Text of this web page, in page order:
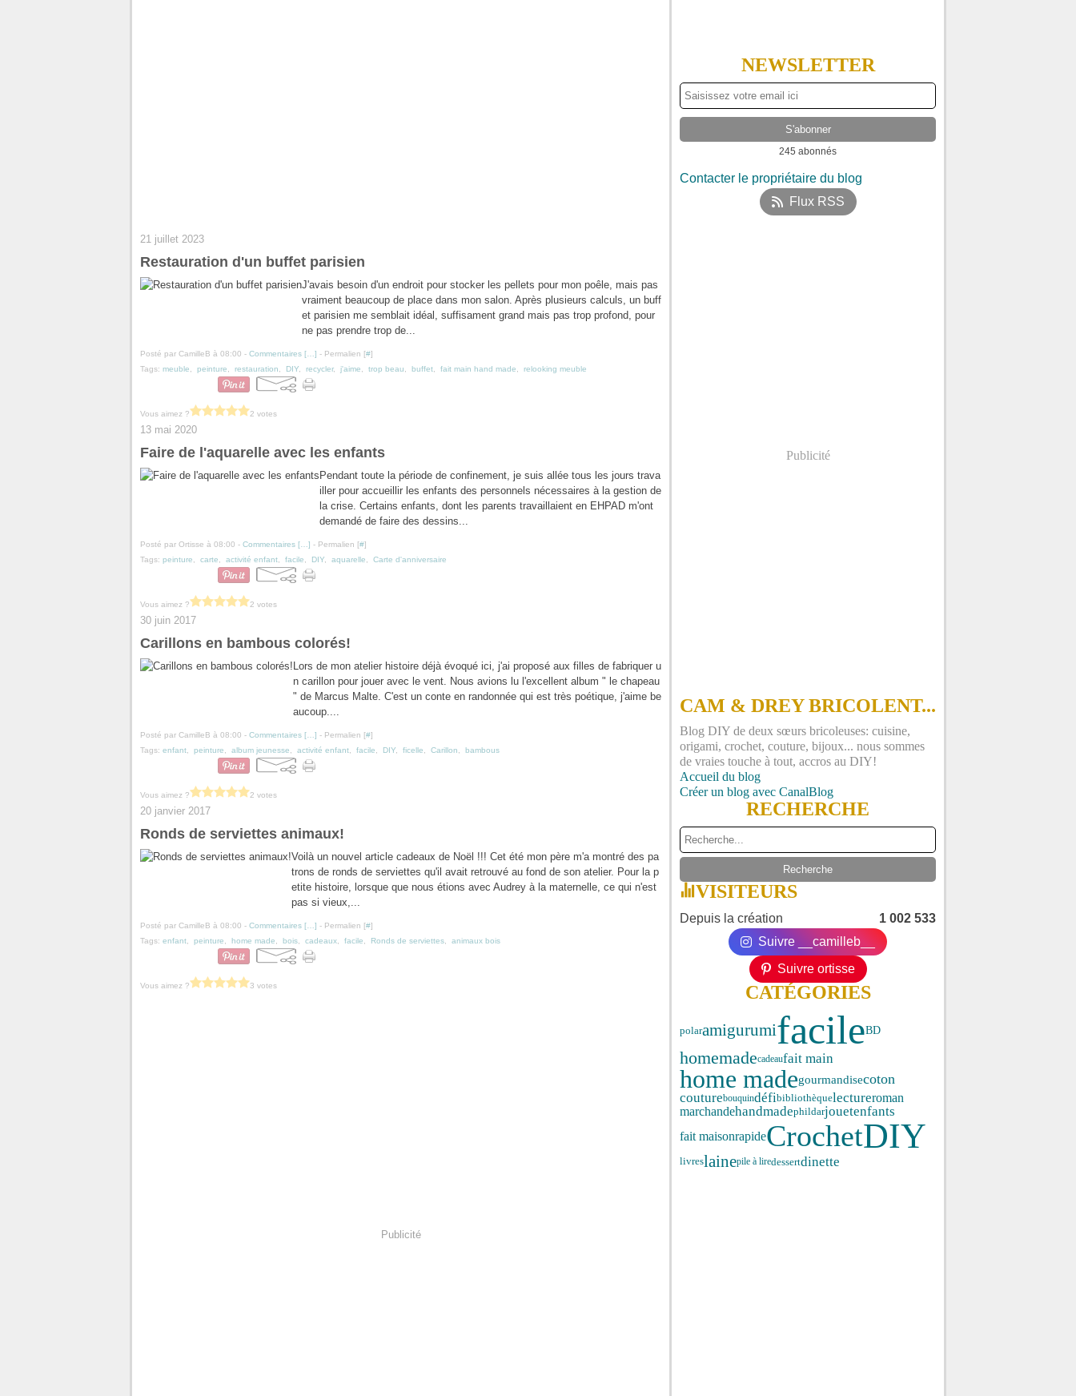
21 juillet 2023
Restauration d'un buffet parisien
J'avais besoin d'un endroit pour stocker les pellets pour mon poêle, mais pas
vraiment beaucoup de place dans mon salon. Après plusieurs calculs, un buff
et parisien me semblait idéal, suffisament grand mais pas trop profond, pour
ne pas prendre trop de...
Posté par CamilleB à 08:00 - Commentaires [ ] - Permalien [#]
Tags: meuble peinture restauration DIY recycler, j'aime trop beau buffet fait main hand made relooking meuble
Vous aimez ? 2 votes
13 mai 2020
Faire de l'aquarelle avec les enfants
Pendant toute la période de confinement, je suis allée tous les jours trava
iller pour accueillir les enfants des personnels nécessaires à la gestion de
la crise. Certains enfants, dont les parents travaillaient en EHPAD m'ont
demandé de faire des dessins...
Posté par Ortisse à 08:00 - Commentaires [ ] - Permalien [#]
Tags: peinture carte activité enfant facile DIY aquarelle Carte d'anniversaire
Vous aimez ? 2 votes
30 juin 2017
Carillons en bambous colorés!
Lors de mon atelier histoire déjà évoqué ici, j'ai proposé aux filles de fabriquer u
n carillon pour jouer avec le vent. Nous avions lu l'excellent album " le chapeau
" de Marcus Malte. C'est un conte en randonnée qui est très poétique, j'aime be
aucoup....
Posté par CamilleB à 08:00 - Commentaires [ ] - Permalien [#]
Tags: enfant peinture album jeunesse activité enfant facile DIY ficelle Carillon bambous
Vous aimez ? 2 votes
20 janvier 2017
Ronds de serviettes animaux!
Voilà un nouvel article cadeaux de Noël !!! Cet été mon père m'a montré des pa
trons de ronds de serviettes qu'il avait retrouvé au fond de son atelier. Pour la p
etite histoire, lorsque que nous étions avec Audrey à la maternelle, ce qui n'est
pas si vieux,...
Posté par CamilleB à 08:00 - Commentaires [ ] - Permalien [#]
Tags: enfant peinture home made bois cadeaux facile Ronds de serviettes animaux bois
Vous aimez ? 3 votes
Publicité
NEWSLETTER
245 abonnés
Contacter le propriétaire du blog
Flux RSS
Publicité
CAM & DREY BRICOLENT...
Blog DIY de deux sœurs bricoleuses: cuisine,
origami, crochet, couture, bijoux... nous sommes
de vraies touche à tout, accros au DIY!
Accueil du blog
Créer un blog avec CanalBlog
RECHERCHE
VISITEURS
Depuis la création
1 002 533
Suivre __camilleb__
Suivre ortisse
CATÉGORIES
polaramigurumifacileBD
homemadecadeaufait main
home madegourmandisecoton
couturebouquindéfibibliothèquelectureroman
marchandehandmadephildarjouetenfants
fait maisonrapideCrochetDIY
livreslainepile à liredessertdinette